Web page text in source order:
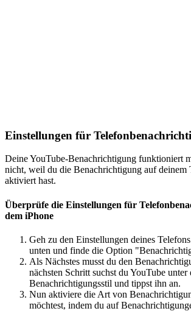
Einstellungen für
Deine YouTube-Benachrichtigung funktioniert
nicht, weil du die Benachrichtigung auf deinem
aktiviert hast.
Überprüfe die Einstellungen für
dem iPhone
Geh zu den Einstellungen deines
unten und finde die Option
Als Nächstes musst du den
nächsten Schritt suchst du YouTube unter
Benachrichtigungsstil und tippst ihn an.
Nun aktiviere die Art von
möchtest, indem du auf